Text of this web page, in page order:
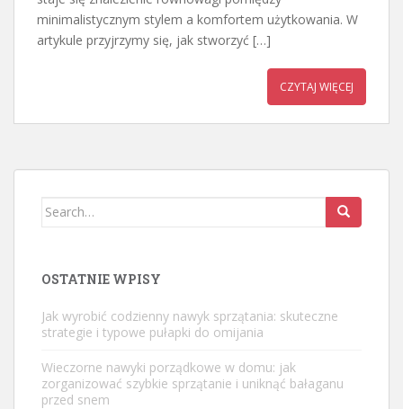
minimalistycznym stylem a komfortem użytkowania. W
artykule przyjrzymy się, jak stworzyć […]
CZYTAJ WIĘCEJ
Search
OSTATNIE WPISY
Jak wyrobić codzienny nawyk sprzątania: skuteczne
strategie i typowe pułapki do omijania
Wieczorne nawyki porządkowe w domu: jak
zorganizować szybkie sprzątanie i uniknąć bałaganu
przed snem